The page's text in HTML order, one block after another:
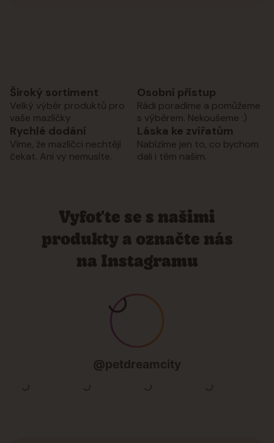
Široký sortiment
Velký výběr produktů pro
vaše mazlíčky
Osobní přístup
Rádi poradíme a pomůžeme
s výběrem. Nekoušeme :)
Rychlé dodání
Víme, že mazlíčci nechtějí
čekat. Ani vy nemusíte.
Láska ke zvířatům
Nabízíme jen to, co bychom
dali i těm našim.
Vyfoťte se s našimi
produkty a označte nás
na Instagramu